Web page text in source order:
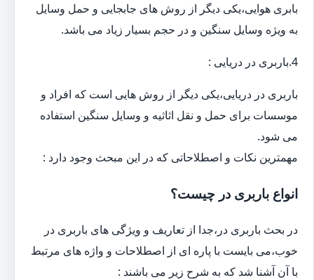
بابری هوایی،یکی دیگر از روش های جابجایی و حمل وسایل
به ویژه وسایل سنگین و در حجم بسیار زیاد می باشد.
4.باربری در دریایی :
باربری در دریایی،یکی دیگر از روش هایی است که افراد و
موسسات برای حمل و نقل اثاثیه و وسایل سنگین استفاده
می شود.
مهمترین نکات و اصطلاحاتی که در این مبحث وجود دارد :
انواع باربری در چیست؟
در بحث باربری در،جدا از تعاریف و ویژگی های باربری در
خوب،می بایست با پاره ای از اصطلاحات و واژه های مرتبط
با آن آشنا شد که به شرح زیر می باشند :